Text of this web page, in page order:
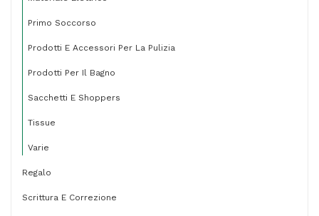
Primo Soccorso
Prodotti E Accessori Per La Pulizia
Prodotti Per Il Bagno
Sacchetti E Shoppers
Tissue
Varie
Regalo
Scrittura E Correzione